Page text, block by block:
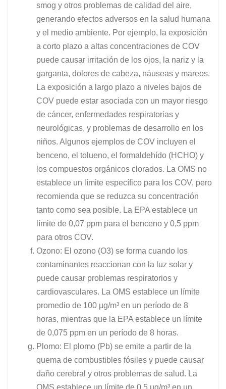
smog y otros problemas de calidad del aire,
generando efectos adversos en la salud humana
y el medio ambiente. Por ejemplo, la exposición
a corto plazo a altas concentraciones de COV
puede causar irritación de los ojos, la nariz y la
garganta, dolores de cabeza, náuseas y mareos.
La exposición a largo plazo a niveles bajos de
COV puede estar asociada con un mayor riesgo
de cáncer, enfermedades respiratorias y
neurológicas, y problemas de desarrollo en los
niños. Algunos ejemplos de COV incluyen el
benceno, el tolueno, el formaldehído (HCHO) y
los compuestos orgánicos clorados. La OMS no
establece un límite específico para los COV, pero
recomienda que se reduzca su concentración
tanto como sea posible. La EPA establece un
límite de 0,07 ppm para el benceno y 0,5 ppm
para otros COV.
Ozono: El ozono (O3) se forma cuando los
contaminantes reaccionan con la luz solar y
puede causar problemas respiratorios y
cardiovasculares. La OMS establece un límite
promedio de 100 µg/m³ en un período de 8
horas, mientras que la EPA establece un límite
de 0,075 ppm en un período de 8 horas.
Plomo: El plomo (Pb) se emite a partir de la
quema de combustibles fósiles y puede causar
daño cerebral y otros problemas de salud. La
OMS establece un límite de 0,5 µg/m³ en un